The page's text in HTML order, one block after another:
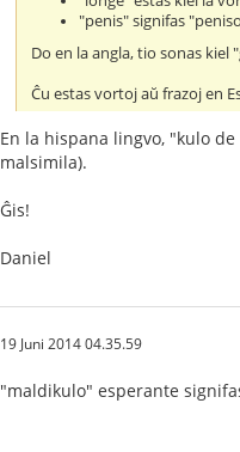
"penis" signifas
Do en la angla, tio sonas
Ĉu estas vortoj aŭ frazoj en
En la hispana lingvo, "kulo
malsimila).
Ĝis!
Daniel
19 Juni 2014 04.35.59
"maldikulo" esperante